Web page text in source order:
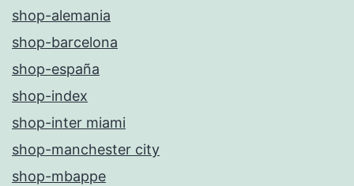
shop-alemania
shop-barcelona
shop-españa
shop-index
shop-inter miami
shop-manchester city
shop-mbappe